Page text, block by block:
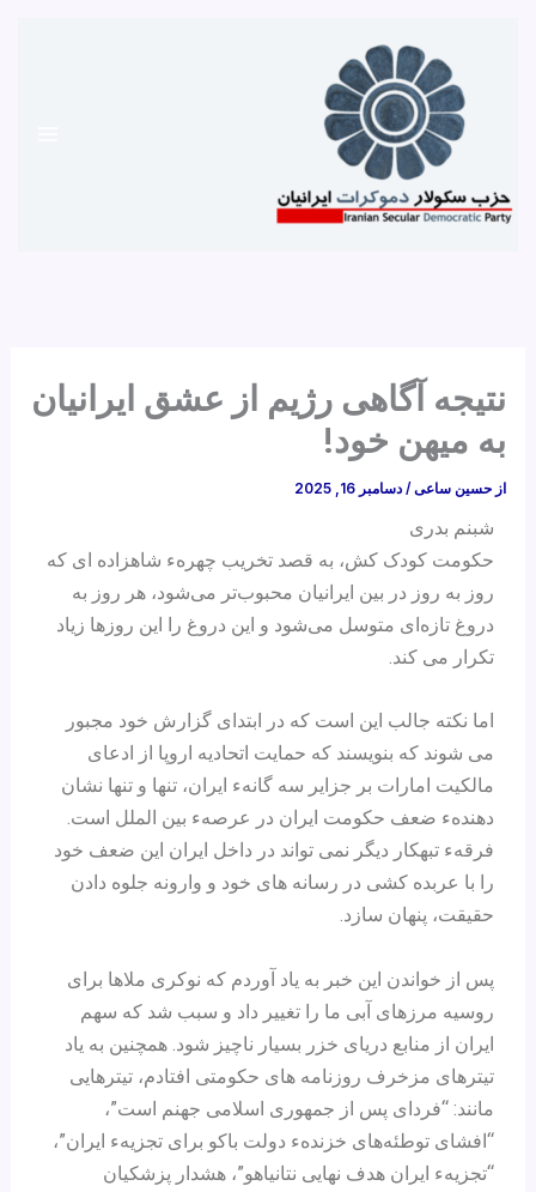
نتیجه آگاهی رژیم از عشق ایرانیان
به میهن خود!
از حسین ساعی/دسامبر 16, 2025
شبنم بدری
حکومت کودک کش، به قصد تخریب چهرهء شاهزاده‌ ای که
روز به روز در بین ایرانیان محبوب‌تر می‌شود، هر روز به
دروغ تازه‌ای متوسل می‌شود و این دروغ را این روزها زیاد
تکرار می کند.
اما نکته جالب این است که در ابتدای گزارش خود مجبور
می شوند که بنویسند که حمایت اتحادیه اروپا از ادعای
مالکیت امارات بر جزایر سه گانهء ایران، تنها و تنها نشان
دهندهء ضعف حکومت ایران در عرصهء بین الملل است.
فرقهء تبهکار دیگر نمی تواند در داخل ایران این ضعف خود
را با عربده کشی در رسانه های خود و وارونه جلوه دادن
حقیقت، پنهان سازد.
پس از خواندن این خبر به یاد آوردم که نوکری ملاها برای
روسیه مرزهای آبی ما را تغییر داد و سبب شد که سهم
ایران از منابع دریای خزر بسیار ناچیز شود. همچنین به یاد
تیترهای مزخرف روزنامه های حکومتی افتادم، تیترهایی
مانند: “فردای پس از جمهوری اسلامی جهنم است”،
“افشای توطئه‌های خزندهء دولت باکو برای تجزیهء ایران”،
“تجزیهء ایران هدف نهایی نتانیاهو”، هشدار پزشکیان